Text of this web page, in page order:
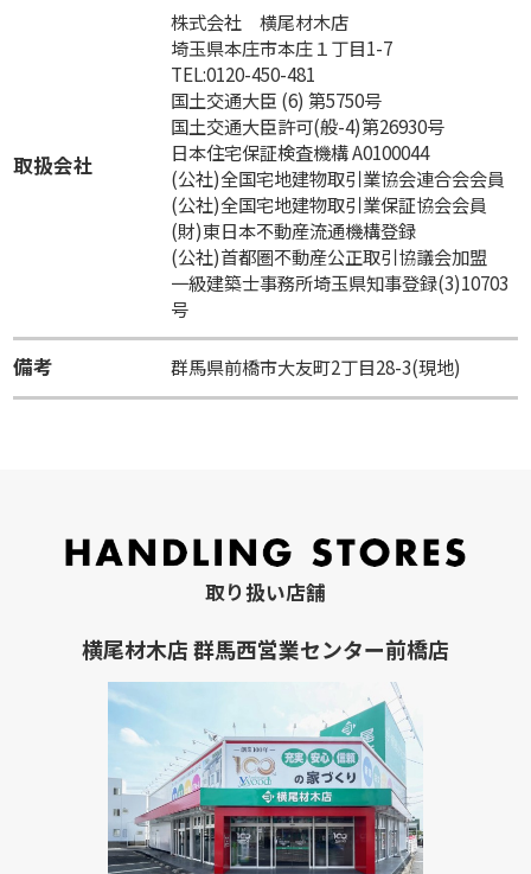
取扱会社
株式会社 横尾材木店
埼玉県本庄市本庄１丁目1-7
TEL:0120-450-481
国土交通大臣 (6) 第5750号
国土交通大臣許可(般-4)第26930号
日本住宅保証検査機構 A0100044
(公社)全国宅地建物取引業協会連合会会員
(公社)全国宅地建物取引業保証協会会員
(財)東日本不動産流通機構登録
(公社)首都圏不動産公正取引協議会加盟
一級建築士事務所埼玉県知事登録(3)10703
号
備考 群馬県前橋市大友町2丁目28-3(現地)
取り扱い店舗
横尾材木店 群馬西営業センター前橋店